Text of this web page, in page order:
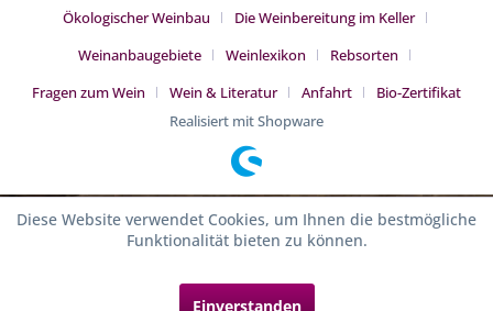
Ökologischer Weinbau
Die Weinbereitung im Keller
Weinanbaugebiete
Weinlexikon
Rebsorten
Fragen zum Wein
Wein & Literatur Anfahrt
Bio-Zertifikat
Realisiert mit Shopware
Diese Website verwendet Cookies, um Ihnen die bestmögliche
Funktionalität bieten zu können.
Einverstanden